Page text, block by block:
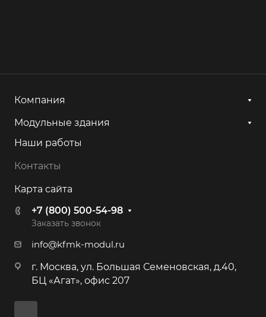
Компания
Модульные здания
Наши работы
Контакты
Карта сайта
+7 (800) 500-54-98
Заказать звонок
info@kfmk-modul.ru
г. Москва, ул. Большая Семеновская, д.40,
БЦ «Агат», офис 207